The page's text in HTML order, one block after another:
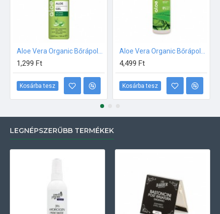
1,299 Ft
Kosárba tesz
4,499 Ft
Kosárba tesz
LEGNÉPSZERŰBB TERMÉKEK